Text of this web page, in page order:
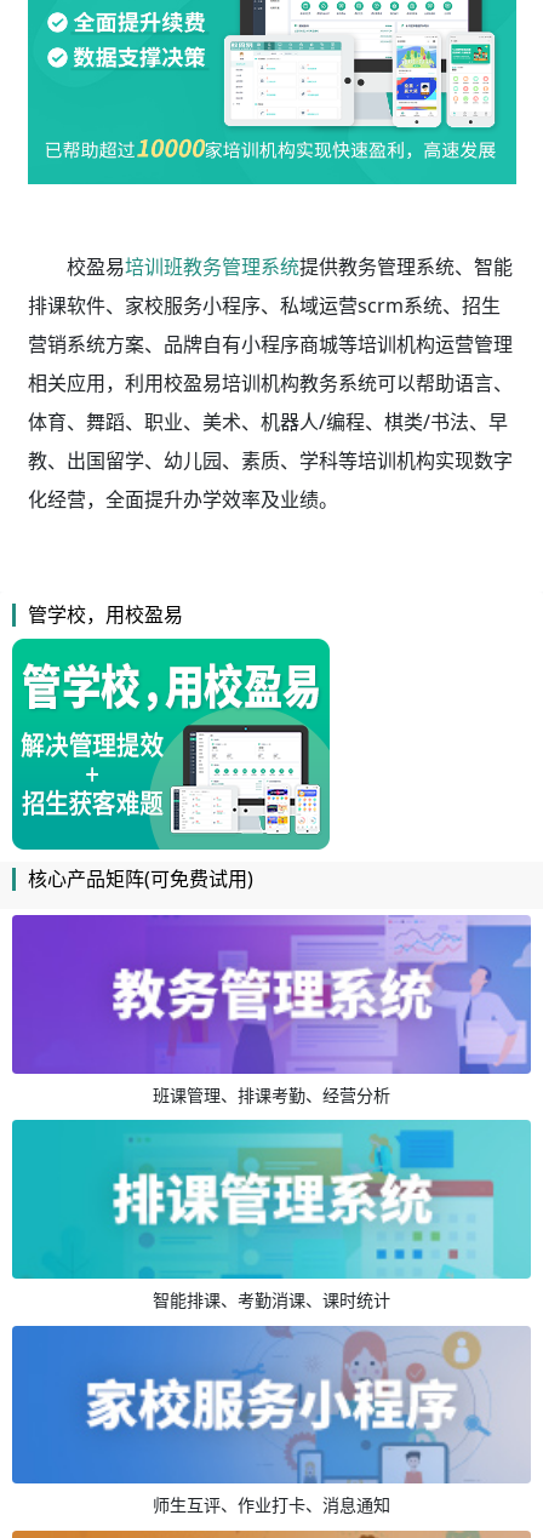
校盈易培训班教务管理系统提供教务管理系统、智能
排课软件、家校服务小程序、私域运营scrm系统、招生
营销系统方案、品牌自有小程序商城等培训机构运营管理
相关应用，利用校盈易培训机构教务系统可以帮助语言、
体育、舞蹈、职业、美术、机器人/编程、棋类/书法、早
教、出国留学、幼儿园、素质、学科等培训机构实现数字
化经营，全面提升办学效率及业绩。
管学校，用校盈易
核心产品矩阵(可免费试用)
班课管理、排课考勤、经营分析
智能排课、考勤消课、课时统计
师生互评、作业打卡、消息通知